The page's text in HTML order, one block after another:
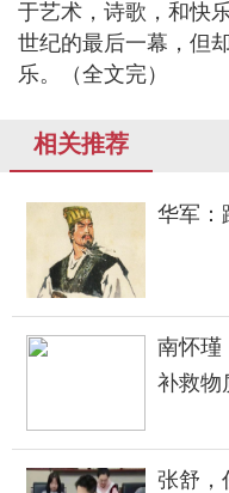
于艺术，诗歌，和快
世纪的最后一幕，但
乐。（全文完）
相关推荐
华军：
南怀瑾
补救物
张舒，